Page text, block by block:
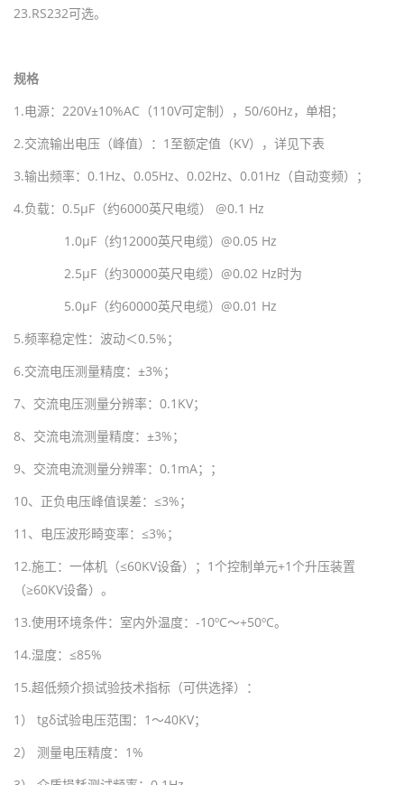
23.RS232可选。
规格
1.电源： 220V±10%AC （110V可定制）， 50/60Hz，单相；
2.交流输出电压（峰值）： 1 至额定值（KV），详见下表
3.输出频率： 0.1Hz、 0.05Hz、 0.02Hz、 0.01Hz （自动变频）；
4.负载： 0.5μF （约6000英尺电缆）
@0.1 Hz
1.0μF （约12000英尺电缆） @0.05 Hz
2.5μF （约30000英尺电缆） @0.02 Hz时为
5.0μF （约60000英尺电缆） @0.01 Hz
5.频率稳定性：波动＜0.5%；
6.交流电压测量精度：±3%；
7、交流电压测量分辨率： 0.1KV；
8、交流电流测量精度：±3%；
9、交流电流测量分辨率： 0.1mA；；
10、正负电压峰值误差：≤3%；
11 、电压波形畸变率：≤3%；
12.施工： 一体机 （≤60KV设备）； 1个控制单元+1个升压装置
（≥60KV设备）。
13.使用环境条件：室内外温度： -10ºC～+50ºC。
14.湿度：≤85%
15.超低频介损试验技术指标（可供选择）：
1 ） tgδ试验电压范围： 1 ～40KV；
2） 测量电压精度： 1%